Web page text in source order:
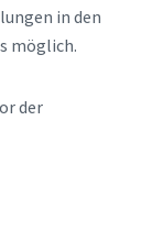
in den
möglich.
der